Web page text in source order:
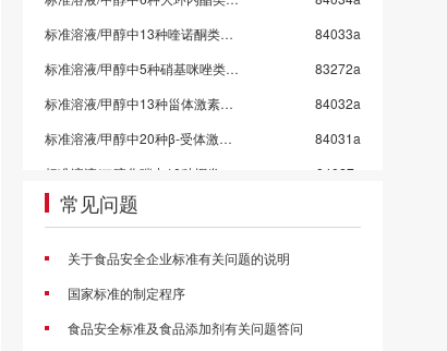
标准溶液/甲醇中13种喹诺酮类药物混标/SN/T 5724-2025-7
84033a
标准溶液/甲醇中5种硝基咪唑类药物混标/SN/T 5724-2025-4
83272a
标准溶液/甲醇中13种甾体激素混标溶液/SN/T 5724-2025-3/保质期6个月
84032a
标准溶液/甲醇中20种β-受体激动剂混标溶液/SN/T 5724-2025-2
84031a
84027x
标准溶液/水中乙醇等5种混标-4组
常见问题
关于食品安全企业标准有关问题的说明
国家标准的制定程序
食品安全标准及食品添加剂有关问题答问